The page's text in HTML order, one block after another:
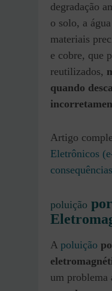
degradação
o solo, a
materiais
e cobre, que
reutilizados,
quando
Artigo
Eletrônicos
poluição
A poluição
um problema